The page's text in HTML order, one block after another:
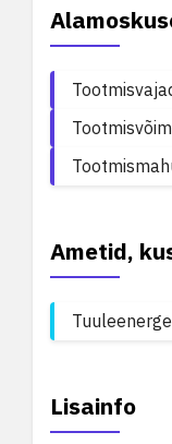
Ametid,
Lisainfo